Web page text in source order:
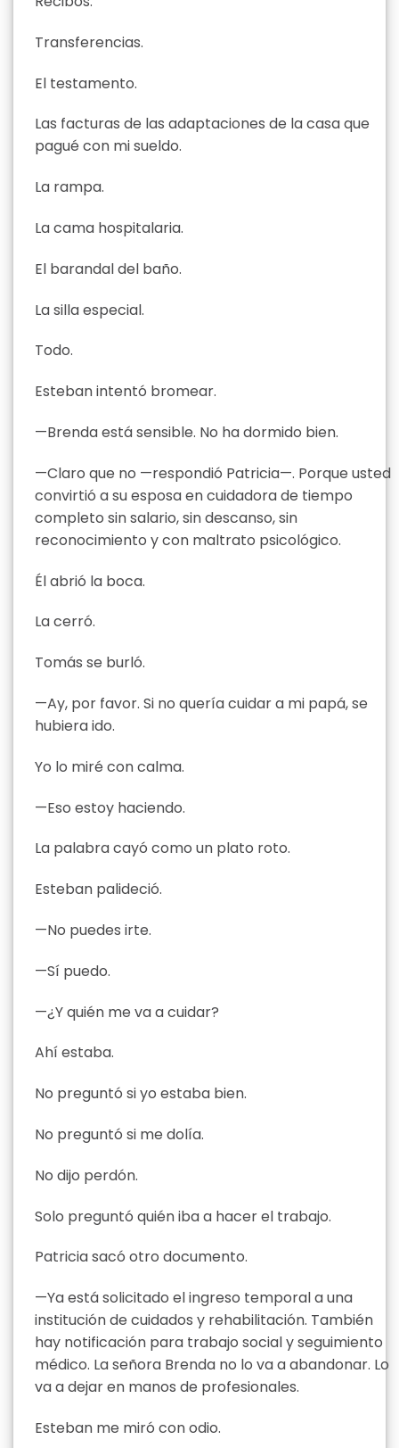
Transferencias.
El testamento.
Las facturas de las adaptaciones de la casa que
pagué con mi sueldo.
La rampa.
La cama hospitalaria.
El barandal del baño.
La silla especial.
Todo.
Esteban intentó bromear.
—Brenda está sensible. No ha dormido bien.
—Claro que no —respondió Patricia—. Porque usted
convirtió a su esposa en cuidadora de tiempo
completo sin salario, sin descanso, sin
reconocimiento y con maltrato psicológico.
Él abrió la boca.
La cerró.
Tomás se burló.
—Ay, por favor. Si no quería cuidar a mi papá, se
hubiera ido.
Yo lo miré con calma.
—Eso estoy haciendo.
La palabra cayó como un plato roto.
Esteban palideció.
—No puedes irte.
—Sí puedo.
—¿Y quién me va a cuidar?
Ahí estaba.
No preguntó si yo estaba bien.
No preguntó si me dolía.
No dijo perdón.
Solo preguntó quién iba a hacer el trabajo.
Patricia sacó otro documento.
—Ya está solicitado el ingreso temporal a una
institución de cuidados y rehabilitación. También
hay notificación para trabajo social y seguimiento
médico. La señora Brenda no lo va a abandonar. Lo
va a dejar en manos de profesionales.
Esteban me miró con odio.